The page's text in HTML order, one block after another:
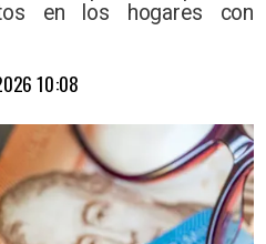
en los hogares con
10:08